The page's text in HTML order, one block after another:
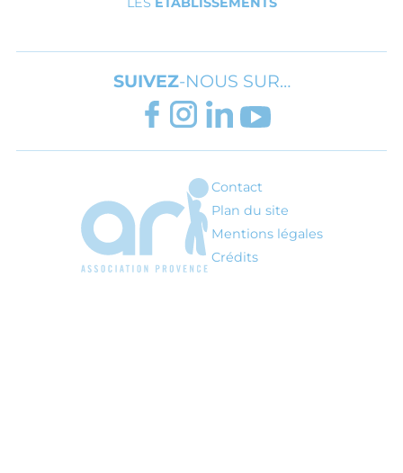
SUIVEZ-NOUS SUR…
FACEBOOK
INSTAGRAM
LINKEDIN
YOUTUBE
ARI - Association régionale pour
Contact
Plan du site
Mentions légales
Crédits